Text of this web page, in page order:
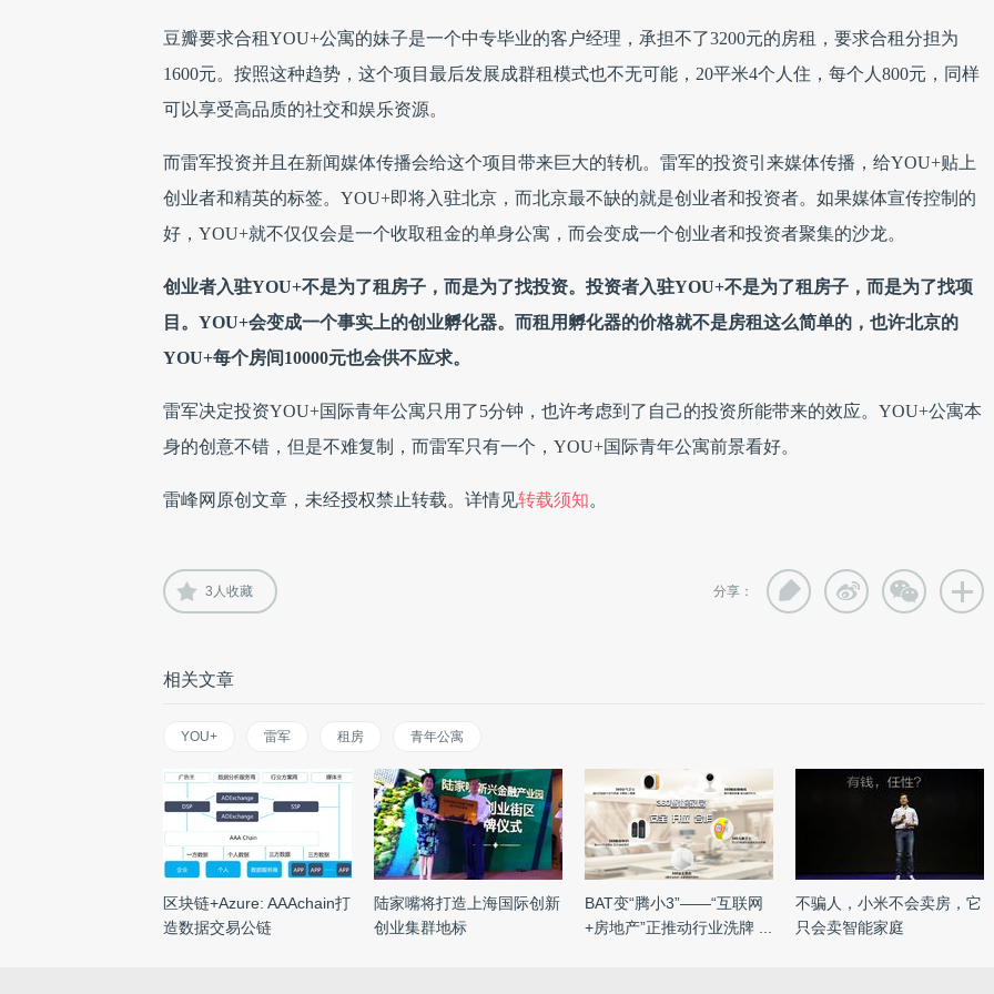
豆瓣要求合租YOU+公寓的妹子是一个中专毕业的客户经理，承担不了3200元的房租，要求合租分担为
1600元。按照这种趋势，这个项目最后发展成群租模式也不无可能，20平米4个人住，每个人800元，同样
可以享受高品质的社交和娱乐资源。
而雷军投资并且在新闻媒体传播会给这个项目带来巨大的转机。雷军的投资引来媒体传播，给YOU+贴上
创业者和精英的标签。 YOU+即将入驻北京，而北京最不缺的就是创业者和投资者。如果媒体宣传控制的
好，YOU+就不仅仅会是一个收取租金的单身公寓，而会变成一个创业者和投资者聚集的沙龙。
创业者入驻YOU+不是为了租房子，而是为了找投资。投资者入驻YOU+不是为了租房子，而是为了找项
目。YOU+会变成一个事实上的创业孵化器。而租用孵化器的价格就不是房租这么简单的，也许北京的
YOU+每个房间10000元也会供不应求。
雷军决定投资YOU+国际青年公寓只用了5分钟，也许考虑到了自己的投资所能带来的效应。 YOU+公寓本
身的创意不错，但是不难复制，而雷军只有一个，YOU+国际青年公寓前景看好。
雷峰网原创文章，未经授权禁止转载。详情见转载须知。
3 人收藏 分享：
相关文章
YOU+ 雷军 租房 青年公寓
区块链+Azure: AAAchain打
造数据交易公链
陆家嘴将打造上海国际创新
创业集群地标
BAT变“腾小3”——“互联网
+房地产”正推动行业洗牌 ...
不骗人，小米不会卖房，它
只会卖智能家庭